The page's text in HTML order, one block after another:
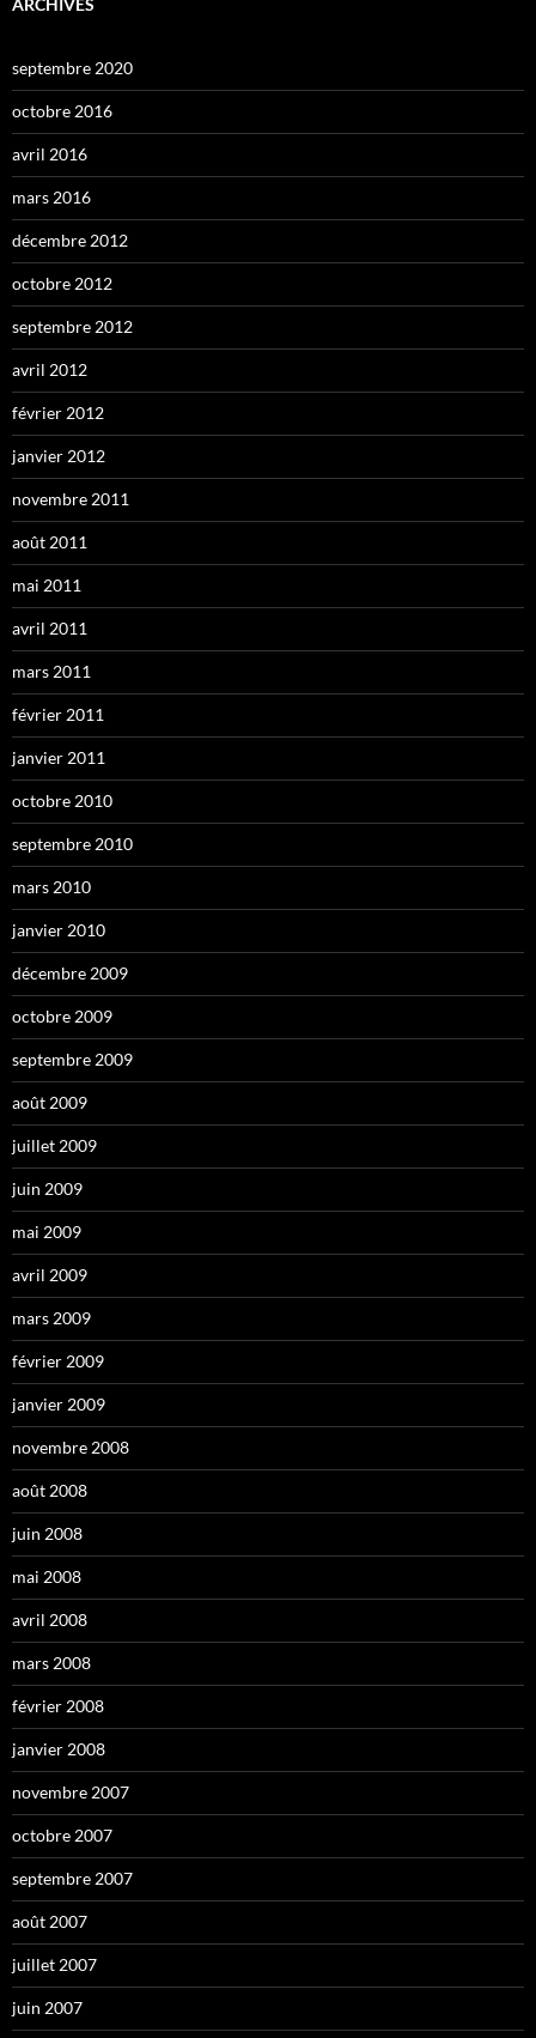
septembre 2020
octobre 2016
avril 2016
mars 2016
décembre 2012
octobre 2012
septembre 2012
avril 2012
février 2012
janvier 2012
novembre 2011
août 2011
mai 2011
avril 2011
mars 2011
février 2011
janvier 2011
octobre 2010
septembre 2010
mars 2010
janvier 2010
décembre 2009
octobre 2009
septembre 2009
août 2009
juillet 2009
juin 2009
mai 2009
avril 2009
mars 2009
février 2009
janvier 2009
novembre 2008
août 2008
juin 2008
mai 2008
avril 2008
mars 2008
février 2008
janvier 2008
novembre 2007
octobre 2007
septembre 2007
août 2007
juillet 2007
juin 2007